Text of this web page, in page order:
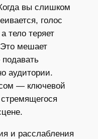
вы слишком
голос
тело теряет
мешает
аудитории.
— ключевой
и расслабления